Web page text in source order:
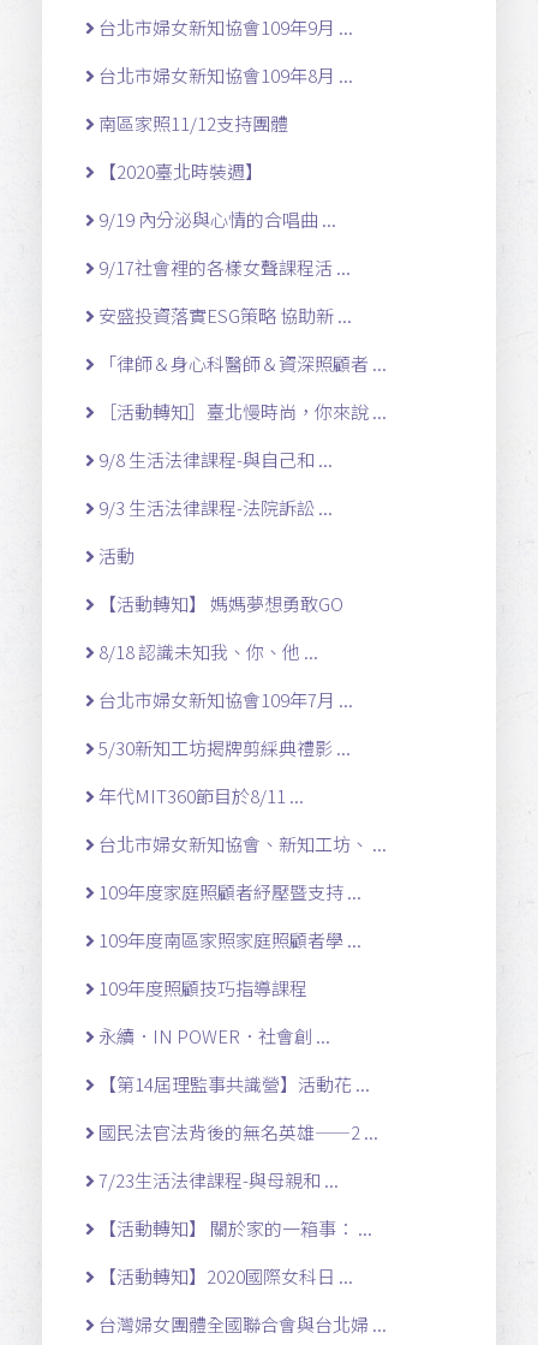
台北市婦女新知協會109年9月 ...
台北市婦女新知協會109年8月 ...
南區家照11/12支持團體
【2020臺北時裝週】
9/19 內分泌與心情的合唱曲 ...
9/17社會裡的各樣女聲課程活 ...
安盛投資落實ESG策略 協助新 ...
「律師＆身心科醫師＆資深照顧者 ...
［活動轉知］臺北慢時尚，你來說 ...
9/8 生活法律課程-與自己和 ...
9/3 生活法律課程-法院訴訟 ...
活動
【活動轉知】 媽媽夢想勇敢GO
8/18 認識未知我、你、他 ...
台北市婦女新知協會109年7月 ...
5/30新知工坊揭牌剪綵典禮影 ...
年代MIT360節目於8/11 ...
台北市婦女新知協會、新知工坊、 ...
109年度家庭照顧者紓壓暨支持 ...
109年度南區家照家庭照顧者學 ...
109年度照顧技巧指導課程
永續．IN POWER．社會創 ...
【第14屆理監事共識營】活動花 ...
國民法官法背後的無名英雄——2 ...
7/23生活法律課程-與母親和 ...
【活動轉知】 關於家的一箱事： ...
【活動轉知】2020國際女科日 ...
台灣婦女團體全國聯合會與台北婦 ...